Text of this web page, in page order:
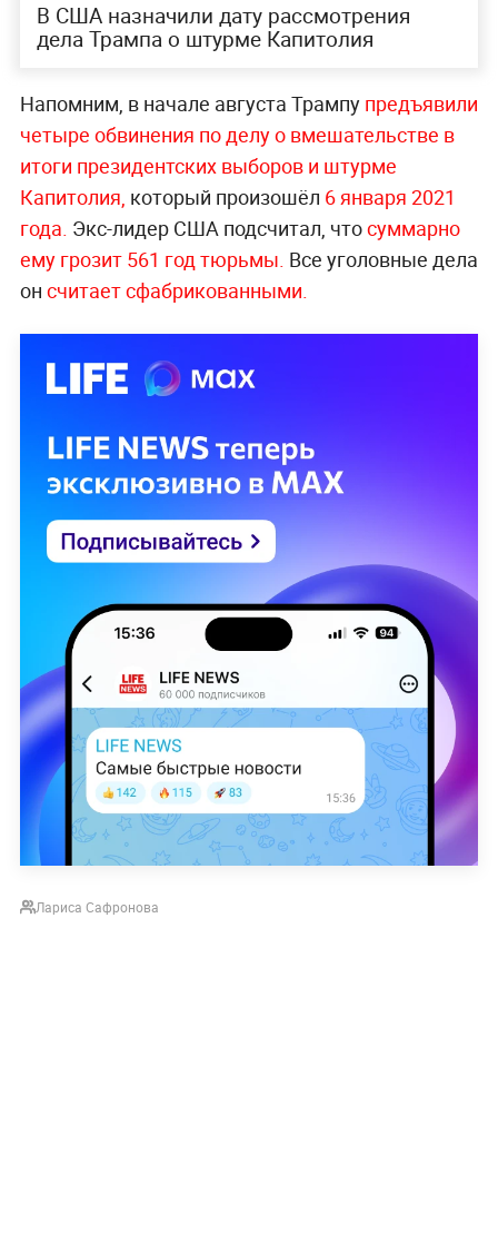
В США назначили дату рассмотрения
дела Трампа о штурме Капитолия
Напомним, в начале августа Трампу предъявили
четыре обвинения по делу о вмешательстве в
итоги президентских выборов и штурме
Капитолия, который произошёл 6 января 2021
года. Экс-лидер США подсчитал, чтосуммарно
ему грозит 561 год тюрьмы. Все уголовные дела
он считает сфабрикованными.
Лариса Сафронова